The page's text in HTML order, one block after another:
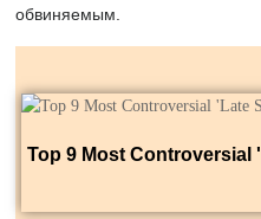
обвиняемым.
Top 9 Most Controversial